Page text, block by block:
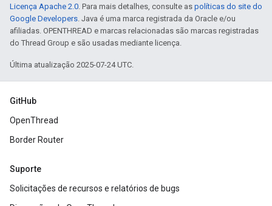
Licença Apache 2.0. Para mais detalhes, consulte as políticas do site do
Google Developers. Java é uma marca registrada da Oracle e/ou
afiliadas. OPENTHREAD e marcas relacionadas são marcas registradas
do Thread Group e são usadas mediante licença.
Última atualização 2025-07-24 UTC.
GitHub
OpenThread
Border Router
Suporte
Solicitações de recursos e relatórios de bugs